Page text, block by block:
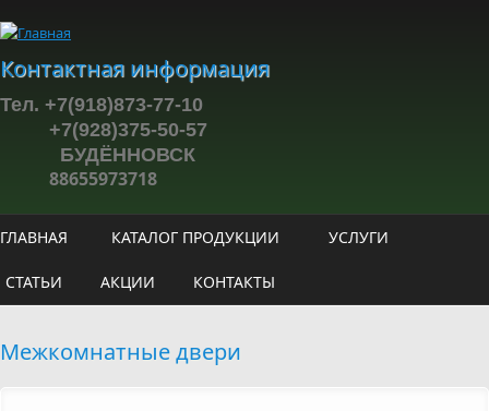
Контактная информация
Тел. +7(918)873-77-10
+7(928)375-50-57
БУДЁННОВСК
88655973718
ГЛАВНАЯ КАТАЛОГ ПРОДУКЦИИ УСЛУГИ
СТАТЬИ АКЦИИ КОНТАКТЫ
Межкомнатные двери